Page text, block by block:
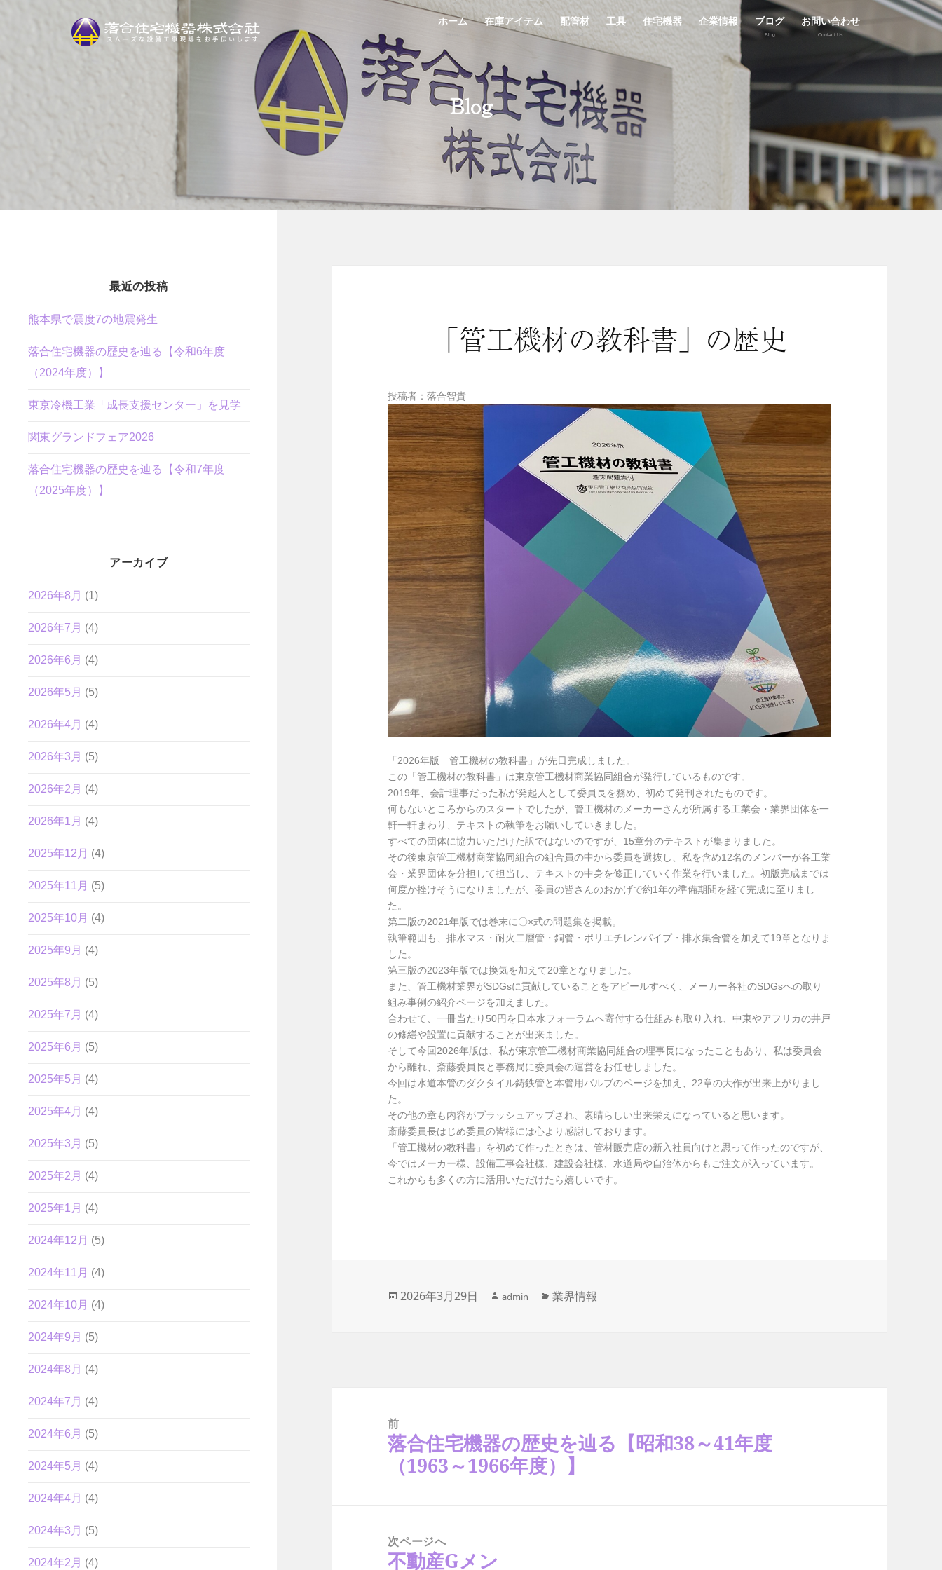
ホーム 在庫アイテム
StockList
配管材 工具 住宅機器 企業情報 ブログ
Blog
お問い合わせ
Contact Us
Blog
最近の投稿
熊本県で震度7の地震発生
落合住宅機器の歴史を辿る【令和6年度
（2024年度）】
東京冷機工業「成長支援センター」を見学
関東グランドフェア2026
落合住宅機器の歴史を辿る【令和7年度
（2025年度）】
アーカイブ
2026年8月 (1)
2026年7月 (4)
2026年6月 (4)
2026年5月 (5)
2026年4月 (4)
2026年3月 (5)
2026年2月 (4)
2026年1月 (4)
2025年12月 (4)
2025年11月 (5)
2025年10月 (4)
2025年9月 (4)
2025年8月 (5)
2025年7月 (4)
2025年6月 (5)
2025年5月 (4)
2025年4月 (4)
2025年3月 (5)
2025年2月 (4)
2025年1月 (4)
2024年12月 (5)
2024年11月 (4)
2024年10月 (4)
2024年9月 (5)
2024年8月 (4)
2024年7月 (4)
2024年6月 (5)
2024年5月 (4)
2024年4月 (4)
2024年3月 (5)
2024年2月 (4)
「管工機材の教科書」の歴史
投稿者：落合智貴
「2026年版 管工機材の教科書」が先日完成しました。
この「管工機材の教科書」は東京管工機材商業協同組合が発行しているものです。
2019年、会計理事だった私が発起人として委員長を務め、初めて発刊されたものです。
何もないところからのスタートでしたが、管工機材のメーカーさんが所属する工業会・業界団体を一
軒一軒まわり、テキストの執筆をお願いしていきました。
すべての団体に協力いただけた訳ではないのですが、15章分のテキストが集まりました。
その後東京管工機材商業協同組合の組合員の中から委員を選抜し、私を含め12名のメンバーが各工業
会・業界団体を分担して担当し、テキストの中身を修正していく作業を行いました。初版完成までは
何度か挫けそうになりましたが、委員の皆さんのおかげで約1年の準備期間を経て完成に至りまし
た。
第二版の2021年版では巻末に〇×式の問題集を掲載。
執筆範囲も、排水マス・耐火二層管・銅管・ポリエチレンパイプ・排水集合管を加えて19章となりま
した。
第三版の2023年版では換気を加えて20章となりました。
また、管工機材業界がSDGsに貢献していることをアピールすべく、メーカー各社のSDGsへの取り
組み事例の紹介ページを加えました。
合わせて、一冊当たり50円を日本水フォーラムへ寄付する仕組みも取り入れ、中東やアフリカの井戸
の修繕や設置に貢献することが出来ました。
そして今回2026年版は、私が東京管工機材商業協同組合の理事長になったこともあり、私は委員会
から離れ、斎藤委員長と事務局に委員会の運営をお任せしました。
今回は水道本管のダクタイル鋳鉄管と本管用バルブのページを加え、22章の大作が出来上がりまし
た。
その他の章も内容がブラッシュアップされ、素晴らしい出来栄えになっていると思います。
斎藤委員長はじめ委員の皆様には心より感謝しております。
「管工機材の教科書」を初めて作ったときは、管材販売店の新入社員向けと思って作ったのですが、
今ではメーカー様、設備工事会社様、建設会社様、水道局や自治体からもご注文が入っています。
これからも多くの方に活用いただけたら嬉しいです。
投
2026年3月29日
作
admin
カ
業界情報
前
前
の
落合住宅機器の歴史を辿る【昭和38～41年度
（1963～1966年度）】
次ページへ
次
不動産Gメン